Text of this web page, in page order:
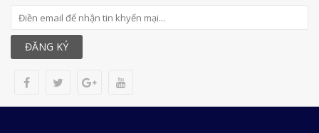
ĐĂNG KÝ